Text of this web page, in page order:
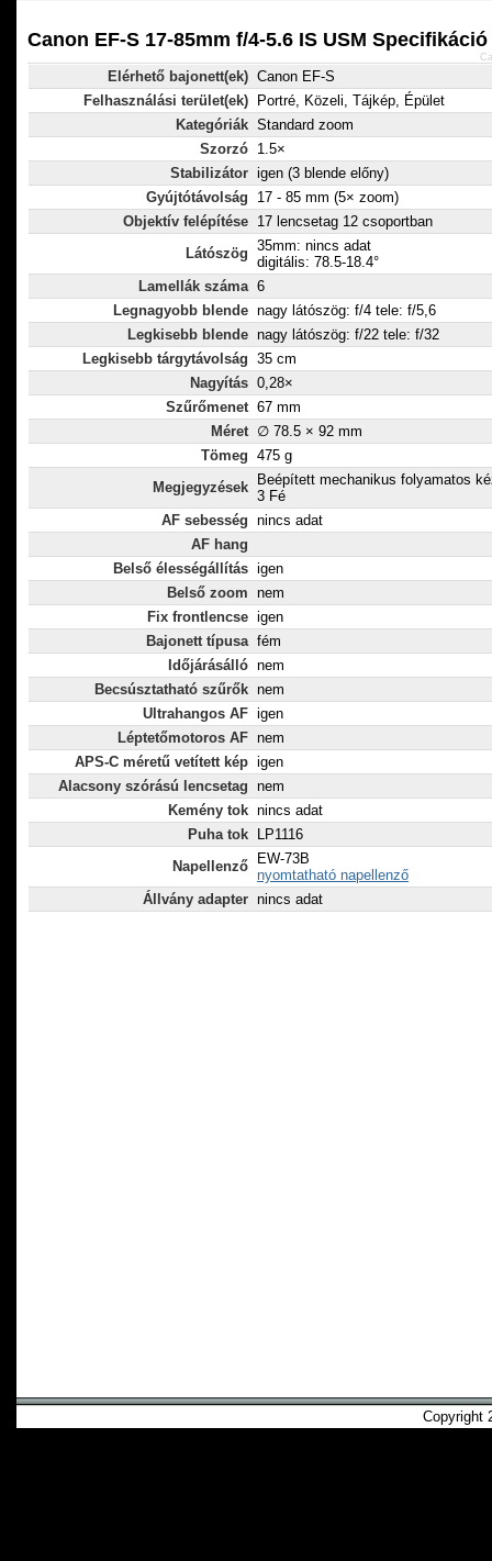
kiválóan
bajonettjével,
pontos
témakövetést
mellett
a folyamatos
is. A
speciális
illetve azok
bevonata
szellemkép-
`l való
Canon EF-S 17-85mm f/4-5.6 IS USM Specifikáció
Elérhető bajonett(ek) Canon EF-S
Felhasználási terület(ek)
Portré, Közeli, Tájkép, Épület
Kategóriák Standard zoom
Szorzó 1.5×
Stabilizátor igen (3 blende előny)
Gyújtótávolság
17 - 85 mm (5× zoom)
Objektív felépítése 17 lencsetag 12 csoportban
Látószög 35mm: nincs adat
digitális: 78.5-18.4°
Lamellák száma 6
Legnagyobb blende nagy látószög: f/4 tele: f/5,6
Legkisebb blende nagy látószög: f/22 tele: f/32
Legkisebb tárgytávolság 35 cm
Nagyítás 0,28×
Szűrőmenet 67 mm
Méret ∅ 78.5 × 92 mm
Tömeg 475 g
Megjegyzések
Beépített mechanikus folyamatos
3 Fé
AF sebesség nincs adat
AF hang
Belső élességállítás igen
Belső zoom nem
Fix frontlencse igen
Bajonett típusa fém
Időjárásálló nem
Becsúsztatható szűrők nem
Ultrahangos AF igen
Léptetőmotoros AF nem
APS-C méretű vetített kép igen
Alacsony szórású lencsetag nem
Kemény tok nincs adat
Puha tok
LP1116
Napellenző
EW-73B
nyomtatható napellenző
Állvány adapter nincs adat
Copyright